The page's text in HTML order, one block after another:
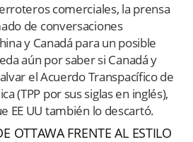
comerciales, la prensa
de conversaciones
y Canadá para un posible
aún por saber si Canadá y
el Acuerdo Transpacífico de
(TPP por sus siglas en inglés),
EE UU también lo descartó.
OTTAWA FRENTE AL ESTILO